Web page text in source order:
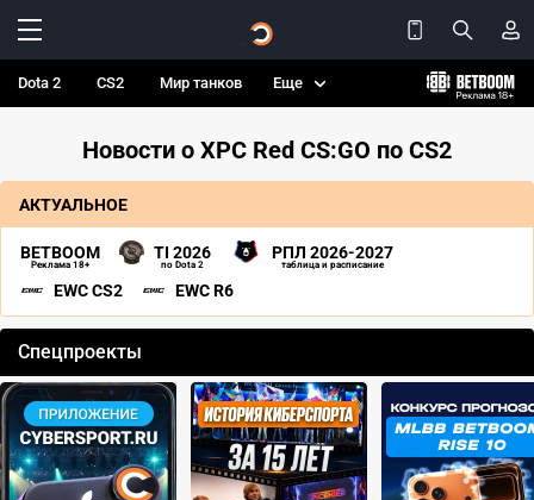
Dota 2 CS2 Мир танков Еще
Новости о XPC Red CS:GO по CS2
АКТУАЛЬНОЕ
BETBOOM
Реклама 18+
TI 2026
по Dota 2
РПЛ 2026-2027
таблица и расписание
EWC CS2 EWC R6
Спецпроекты